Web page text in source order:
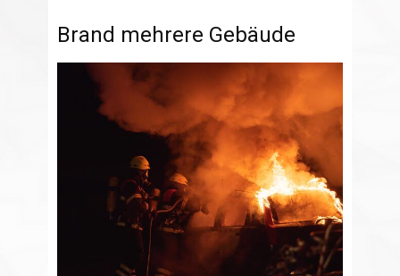
Brand mehrere Gebäude